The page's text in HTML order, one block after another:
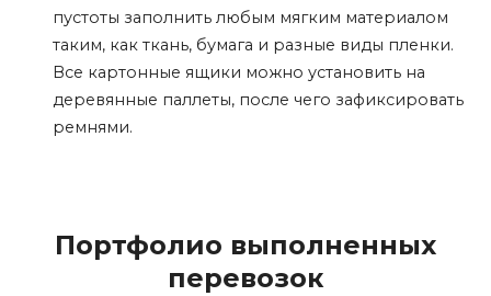
пустоты заполнить любым мягким материалом
таким, как ткань, бумага и разные виды пленки.
Все картонные ящики можно установить на
деревянные паллеты, после чего зафиксировать
ремнями.
Портфолио выполненных
перевозок